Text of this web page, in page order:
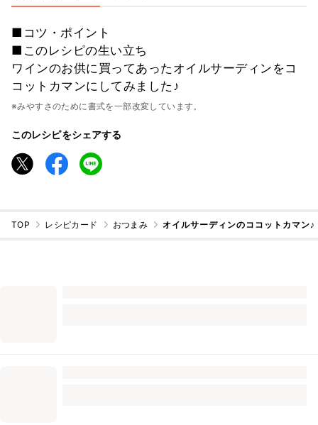
■コツ・ポイント
■このレシピの生い立ち
ワインのお供に買ってあったオイルサーディンをコ
コットカマンにしてみました♪
※みやすさのために書式を一部改変しています。
このレシピをシェアする
TOP レシピカード おつまみ オイルサーディンのココットカマン♪